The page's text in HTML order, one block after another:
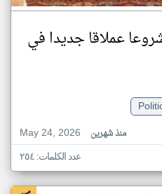
عملاقا جديدا في
May 24, 2026
منذ شهرين
عدد الكلمات: ٢٥٤